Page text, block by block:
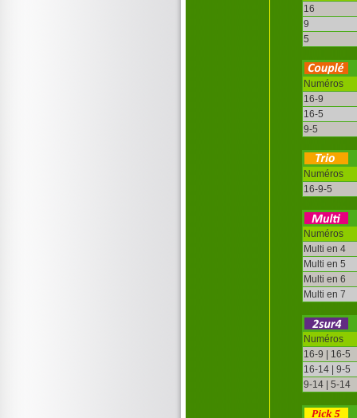
16
9
5
Numéros
16-9
16-5
9-5
Numéros
16-9-5
Numéros
Multi en 4
Multi en 5
Multi en 6
Multi en 7
Numéros
16-9 | 16-5
16-14 | 9-5
9-14 | 5-14